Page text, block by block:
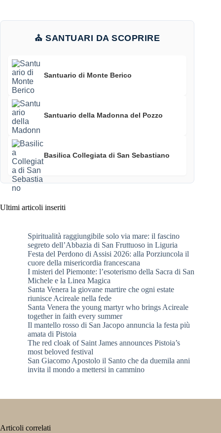
⛪ SANTUARI DA SCOPRIRE
Santuario di Monte Berico
Santuario della Madonna del Pozzo
Basilica Collegiata di San Sebastiano
Ultimi articoli inseriti
Spiritualità raggiungibile solo via mare: il fascino
segreto dell’Abbazia di San Fruttuoso in Liguria
Festa del Perdono di Assisi 2026: alla Porziuncola il
cuore della misericordia francescana
I misteri del Piemonte: l’esoterismo della Sacra di San
Michele e la Linea Magica
Santa Venera la giovane martire che ogni estate
riunisce Acireale nella fede
Santa Venera the young martyr who brings Acireale
together in faith every summer
Il mantello rosso di San Jacopo annuncia la festa più
amata di Pistoia
The red cloak of Saint James announces Pistoia’s
most beloved festival
San Giacomo Apostolo il Santo che da duemila anni
invita il mondo a mettersi in cammino
Articoli correlati